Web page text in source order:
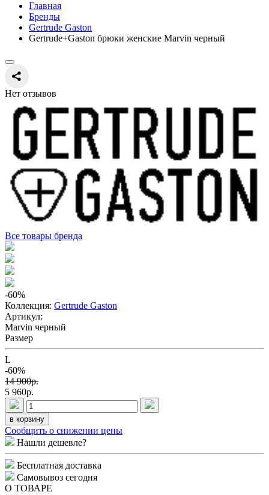
Главная
Бренды
Gertrude Gaston
Gertrude+Gaston брюки женские Marvin черный
Нет отзывов
Все товары бренда
-60%
Коллекция: Gertrude Gaston
Артикул:
Marvin черный
Размер
L
-60%
14 900p.
5 960p.
в корзину
Сообщить о снижении цены
Нашли дешевле?
Бесплатная доставка
Самовывоз сегодня
О ТОВАРЕ